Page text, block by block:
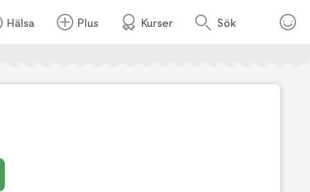
Hälsa Plus Kurser Sök
Foto:Mira Wickman